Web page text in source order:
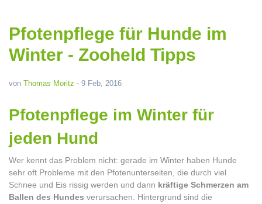
Pfotenpflege für Hunde im
Winter - Zooheld Tipps
von Thomas Moritz - 9 Feb, 2016
Pfotenpflege im Winter für
jeden Hund
Wer kennt das Problem nicht: gerade im Winter haben Hunde
sehr oft Probleme mit den Pfotenunterseiten, die durch viel
Schnee und Eis rissig werden und dann kräftige Schmerzen am
Ballen des Hundes verursachen. Hintergrund sind die